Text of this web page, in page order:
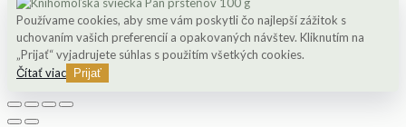
Používame cookies, aby sme vám poskytli čo najlepší zážitok s
uchovaním vašich preferencií a opakovaných návštev. Kliknutím na
„Prijať“ vyjadrujete súhlas s použitím všetkých cookies.
Čítať viac
Prijať